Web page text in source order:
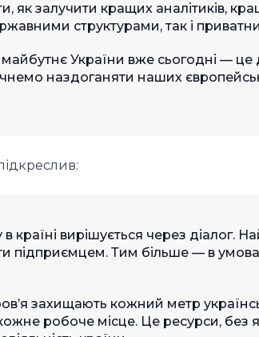
як залучити кращих аналітиків,
структурами, так і
України вже сьогодні —
наздоганяти наших
країні вирішується через діалог.
підприємцем. Тим більше — в
захищають кожний метр
кожне робоче місце. Це ресурси,